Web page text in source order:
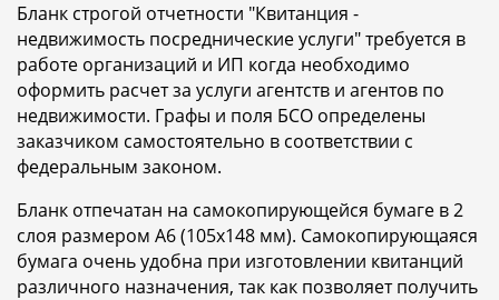
Бланк строгой отчетности "Квитанция -
недвижимость посреднические услуги" требуется в
работе организаций и ИП когда необходимо
оформить расчет за услуги агентств и агентов по
недвижимости. Графы и поля БСО определены
заказчиком самостоятельно в соответствии с
федеральным законом.
Бланк отпечатан на самокопирующейся бумаге в 2
слоя размером A6 (105x148 мм). Самокопирующаяся
бумага очень удобна при изготовлении квитанций
различного назначения, так как позволяет получить